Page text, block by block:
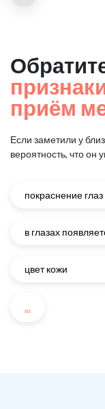
приём
Если заметили у
вероятность, что он
покраснение глаз
в глазах
цвет кожи
...